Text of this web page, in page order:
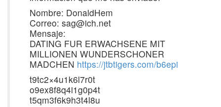
Nombre: DonaldHem
Correo: sag@ich.net
Mensaje:
DATING FUR ERWACHSENE MIT
MILLIONEN WUNDERSCHONER
MADCHEN https://jtbtigers.com/b6epi
t9tc2×4u1k6l7r0t
o9ex8f8q4i1g0p4t
t5qm3f6k9h3t4l8u